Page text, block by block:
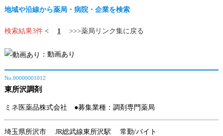
地域や沿線から薬局・病院・企業を検索
検索結果3件< 1 >>>薬局リンク集に戻る
：動画あり
No.00000001012
東所沢調剤
ミネ医薬品株式会社 ●募集業種：調剤専門薬局
埼玉県所沢市 JR総武線東所沢駅 常勤/バイト